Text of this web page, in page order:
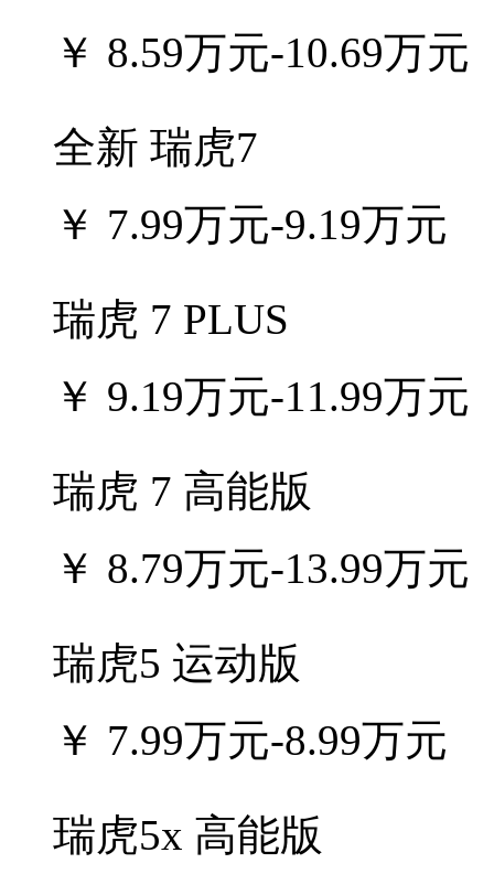
￥ 8.59万元-10.69万元
全新 瑞虎7
￥ 7.99万元-9.19万元
瑞虎 7 PLUS
￥ 9.19万元-11.99万元
瑞虎 7 高能版
￥ 8.79万元-13.99万元
瑞虎5 运动版
￥ 7.99万元-8.99万元
瑞虎5x 高能版